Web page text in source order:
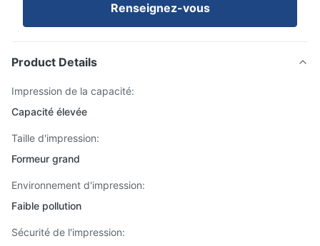
Renseignez-vous
Product Details
Impression de la capacité:
Capacité élevée
Taille d'impression:
Formeur grand
Environnement d'impression:
Faible pollution
Sécurité de l'impression: